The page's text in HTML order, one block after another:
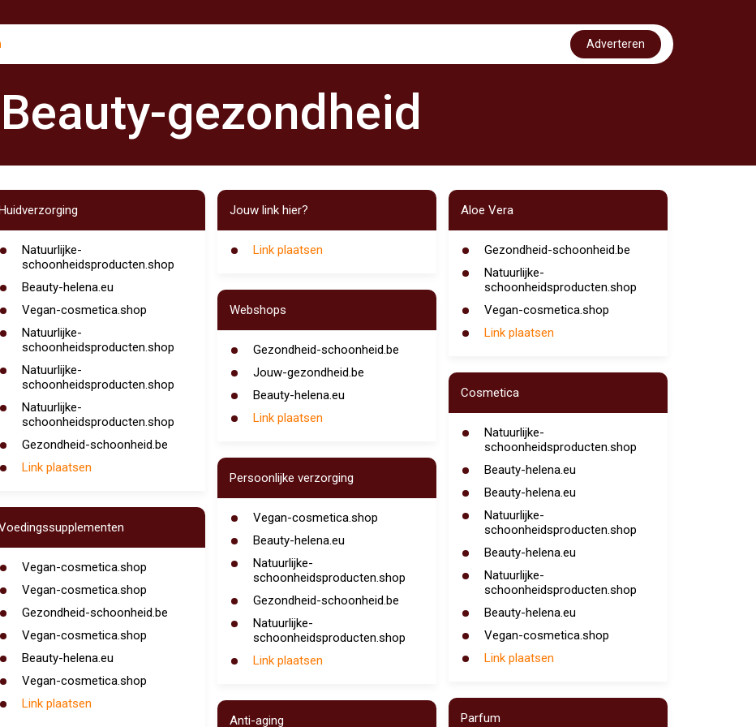
Adverteren
Beauty-gezondheid
Natuurlijke-
schoonheidsproducten.shop
Beauty-helena.eu
Vegan-cosmetica.shop
Natuurlijke-
schoonheidsproducten.shop
Natuurlijke-
schoonheidsproducten.shop
Natuurlijke-
schoonheidsproducten.shop
Gezondheid-schoonheid.be
Link plaatsen
Vegan-cosmetica.shop
Vegan-cosmetica.shop
Gezondheid-schoonheid.be
Vegan-cosmetica.shop
Beauty-helena.eu
Vegan-cosmetica.shop
Link plaatsen
Jouw link hier?
Link plaatsen
Webshops
Gezondheid-schoonheid.be
Jouw-gezondheid.be
Beauty-helena.eu
Link plaatsen
Persoonlijke verzorging
Vegan-cosmetica.shop
Beauty-helena.eu
Natuurlijke-
schoonheidsproducten.shop
Gezondheid-schoonheid.be
Natuurlijke-
schoonheidsproducten.shop
Link plaatsen
Anti-aging
Aloe Vera
Gezondheid-schoonheid.be
Natuurlijke-
schoonheidsproducten.shop
Vegan-cosmetica.shop
Link plaatsen
Cosmetica
Natuurlijke-
schoonheidsproducten.shop
Beauty-helena.eu
Beauty-helena.eu
Natuurlijke-
schoonheidsproducten.shop
Beauty-helena.eu
Natuurlijke-
schoonheidsproducten.shop
Beauty-helena.eu
Vegan-cosmetica.shop
Link plaatsen
Parfum